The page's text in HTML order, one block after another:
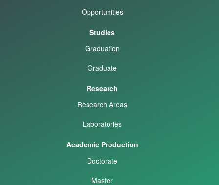
Opportunities
Studies
Graduation
Graduate
Research
Research Areas
Laboratories
Academic Production
Doctorate
Master